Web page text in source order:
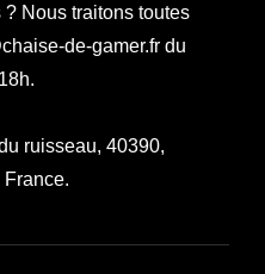
Nous traitons toutes
de-gamer.fr du
ruisseau, 40390,